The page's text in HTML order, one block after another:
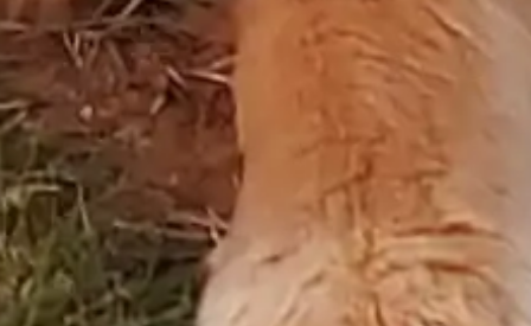
You wore your cap, I fixed your tie
Watched you chase your dreams and fly
I gave you wings, I stayed behind
But now you’re gone, and so is time
I’m still waiting at the door
Where your footsteps touched the floor
Even pain begins to fade
But the love, it always stayed
Still alone, still afraid